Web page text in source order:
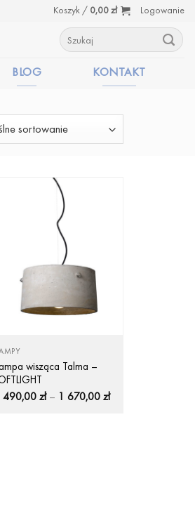
Koszyk / 0,00zł
Logowanie
Szukaj:
BLOG KONTAKT
wisząca Talma –
490,00 zł – 1 670,00 złZakres